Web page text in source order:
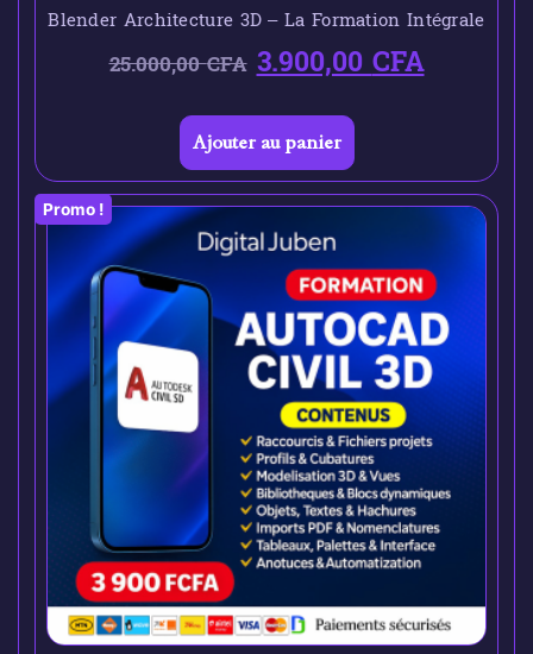
Blender Architecture 3D – La Formation Intégrale
25.000,00CFA 3.900,00CFA
Ajouter au panier
Promo !